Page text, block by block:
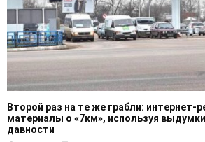
Второй раз на те же грабли: интернет-
материалы о «7км», используя
давности